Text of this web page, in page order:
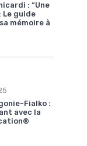
: “Une
Le guide
mémoire à
Fialko :
avec la